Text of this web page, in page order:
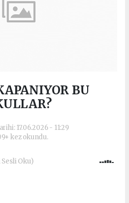
BU
17.06.2026 - 11:29
kez okundu.
Oku)